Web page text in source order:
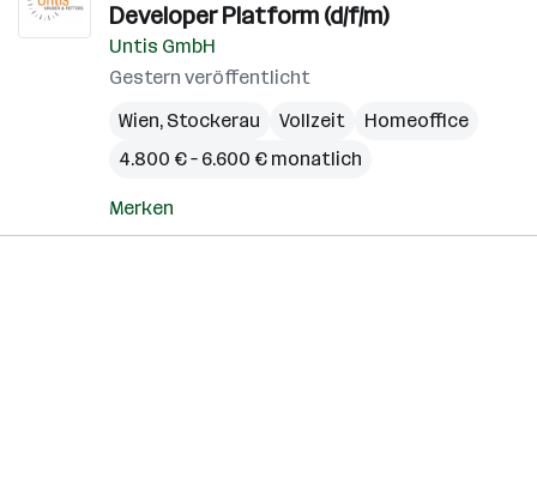
Developer Platform (d/f/m)
Untis GmbH
Gestern veröffentlicht
Wien, Stockerau Vollzeit
Homeoffice
4.800 € – 6.600 € monatlich
Merken